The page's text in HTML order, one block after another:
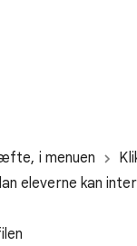
i menuen
eleverne kan